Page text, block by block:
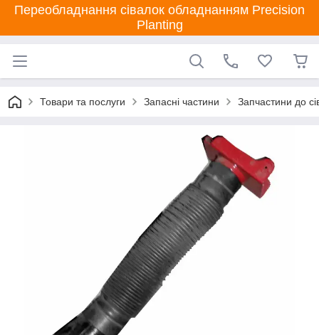
Переобладнання сівалок обладнанням Precision
Planting
Товари та послуги Запасні частини Запчастини до